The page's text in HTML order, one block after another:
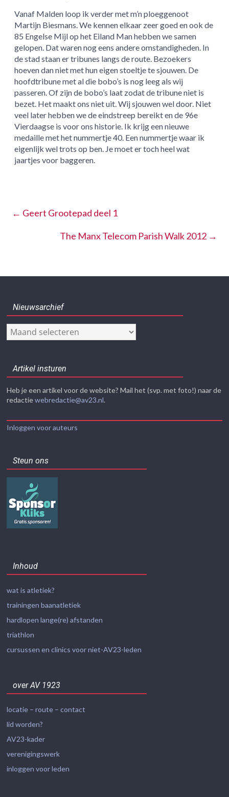
Vanaf Malden loop ik verder met m’n ploeggenoot
Martijn Biesmans. We kennen elkaar zeer goed en ook de
85 Engelse Mijl op het Eiland Man hebben we samen
gelopen. Dat waren nog eens andere omstandigheden. In
de stad staan er tribunes langs de route. Bezoekers
hoeven dan niet met hun eigen stoeltje te sjouwen. De
hoofdtribune met al die bobo’s is nog leeg als wij
passeren. Of zijn de bobo’s laat zodat de tribune niet is
bezet. Het maakt ons niet uit. Wij sjouwen wel door. Niet
veel later hebben we de eindstreep bereikt en de 96e
Vierdaagse is voor ons historie. Ik krijg een nieuwe
medaille met het nummertje 40. Een nummertje waar ik
eigenlijk wel trots op ben. Je moet er toch heel wat
jaartjes voor baggeren.
← Geert Grootepad deel 1
The Manx Telecom Parish Walk 2012 →
Nieuwsarchief
Nieuwsarchief
Artikel insturen
Heb je een artikel voor de website? Mail het (svp. met foto!) naar de
redactiewebredactie@av23.nl.
Inloggen voor auteurs
Steun ons
Inhoud
wat is atletiek?
trainingen baanatletiek
hardlopen lange(re) afstanden
triathlon
cursussen en clinics voor niet-AV23-leden
over AV 1923
locatie – route – contact
lid worden?
AV23-kader
verenigingswerk
inloggen voor leden